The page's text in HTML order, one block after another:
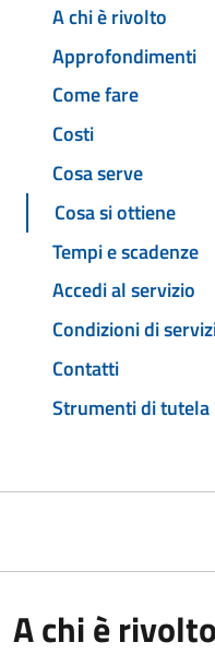
A chi è rivolto
Approfondimenti
Come fare
Costi
Cosa serve
Cosa si ottiene
Tempi e scadenze
Accedi al servizio
Condizioni di
Contatti
Strumenti di tutela
A chi è rivolto